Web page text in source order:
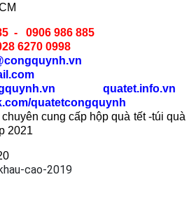
- 0906 986 885
6270 0998
quatet.info.vn
quatetcongquynh
cung cấp hộp quà tết -túi quà
2021